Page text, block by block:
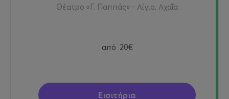
Θέατρο «Γ. Παππάς» - Αίγιο, Αχαΐα
από 20€
Εισιτήρια